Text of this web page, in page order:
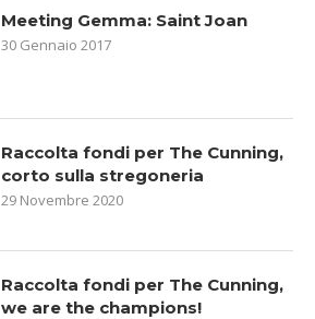
Meeting Gemma: Saint Joan
30 Gennaio 2017
Raccolta fondi per The Cunning,
corto sulla stregoneria
29 Novembre 2020
Raccolta fondi per The Cunning,
we are the champions!